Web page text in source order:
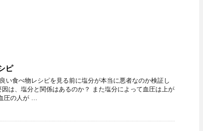
ピ
い食べ物レシピを見る前に塩分が本当に悪者なのか検証し
は、塩分と関係はあるのか？ また塩分によって血圧は上が
圧の人が …